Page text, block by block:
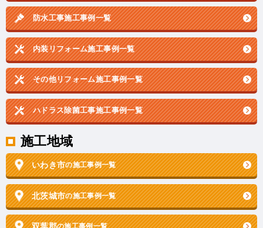
防水工事施工事例一覧
内装リフォーム施工事例一覧
その他リフォーム施工事例一覧
ハドラス除菌工事施工事例一覧
施工地域
いわき市の施工事例一覧
北茨城市の施工事例一覧
の施工事例一覧